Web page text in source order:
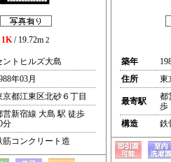
1K/ 19.72m 2
ントヒルズ大島
年03月
京都江東区北砂６丁目
営新宿線 大島 駅 徒歩
分
筋コンクリート造
築年
住所
東
最寄駅
都
歩
構造
鉄